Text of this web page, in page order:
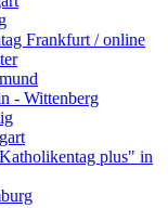
Frankfurt / online
- Wittenberg
plus" in